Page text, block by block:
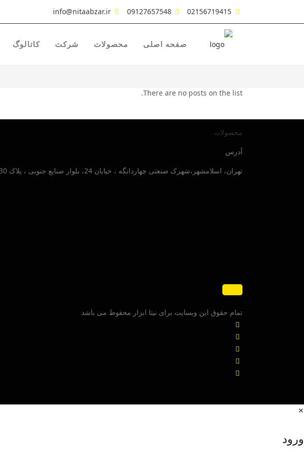
02156719415
09127657548
info@nitaabzar.ir
صفحه اصلی محصولات شرکت کاتالوگ
There are no posts on the list.
محصولات
آدرس
تهران، اسلامشهر،شهرک صنعتی چهاردانگه ، خیابان 24، بلوار صنایع جنوبی ، پلاک 30
تمام حقوق این وبسایت برای نیتا ابزار محفوظ می باشد
✕
ورود